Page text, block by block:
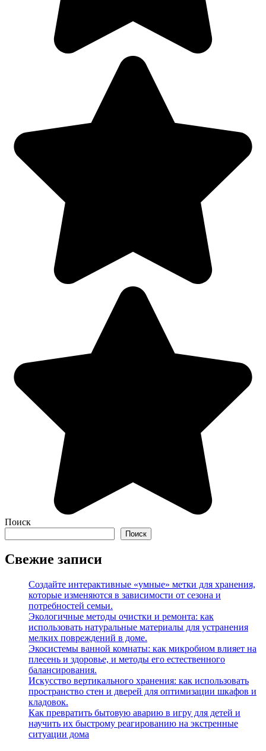
Поиск
Поиск
Свежие записи
Создайте интерактивные «умные» метки для хранения,
которые изменяются в зависимости от сезона и
потребностей семьи.
Экологичные методы очистки и ремонта: как
использовать натуральные материалы для устранения
мелких повреждений в доме.
Экосистемы ванной комнаты: как микробиом влияет на
плесень и здоровье, и методы его естественного
балансирования.
Искусство вертикального хранения: как использовать
пространство стен и дверей для оптимизации шкафов и
кладовок.
Как превратить бытовую аварию в игру для детей и
научить их быстрому реагированию на экстренные
ситуации дома